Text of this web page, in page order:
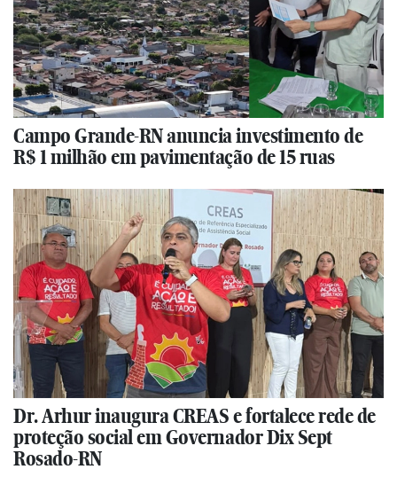
Campo Grande-RN anuncia investimento de
R$ 1 milhão em pavimentação de 15 ruas
Dr. Arhur inaugura CREAS e fortalece rede de
proteção social em Governador Dix Sept
Rosado-RN